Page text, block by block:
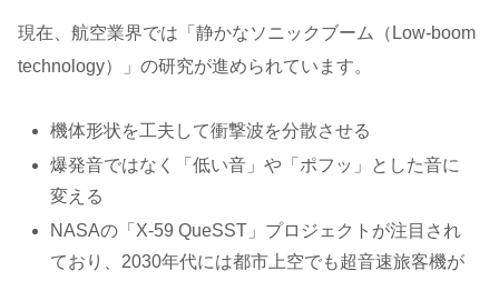
現在、航空業界では「静かなソニックブーム（Low-boom
technology）」の研究が進められています。
機体形状を工夫して衝撃波を分散させる
爆発音ではなく「低い音」や「ポフッ」とした音に
変える
NASAの「X-59 QueSST」プロジェクトが注目され
ており、2030年代には都市上空でも超音速旅客機が